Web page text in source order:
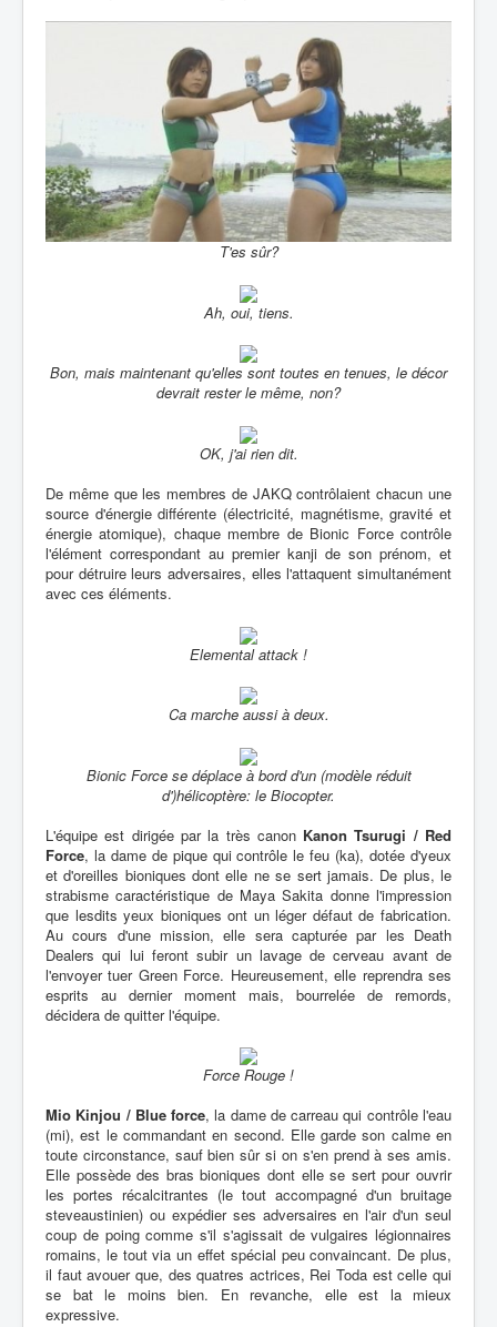
T'es sûr?
Ah, oui, tiens.
Bon, mais maintenant qu'elles sont toutes en tenues, le décor
devrait rester le même, non?
OK, j'ai rien dit.
De même que les membres de JAKQ contrôlaient chacun une
source d'énergie différente (électricité, magnétisme, gravité et
énergie atomique), chaque membre de Bionic Force contrôle
l'élément correspondant au premier kanji de son prénom, et
pour détruire leurs adversaires, elles l'attaquent simultanément
avec ces éléments.
Elemental attack !
Ca marche aussi à deux.
Bionic Force se déplace à bord d'un (modèle réduit
d')hélicoptère: le Biocopter.
L'équipe est dirigée par la très canon Kanon Tsurugi / Red
Force, la dame de pique qui contrôle le feu (ka), dotée d'yeux
et d'oreilles bioniques dont elle ne se sert jamais. De plus, le
strabisme caractéristique de Maya Sakita donne l'impression
que lesdits yeux bioniques ont un léger défaut de fabrication.
Au cours d'une mission, elle sera capturée par les Death
Dealers qui lui feront subir un lavage de cerveau avant de
l'envoyer tuer Green Force. Heureusement, elle reprendra ses
esprits au dernier moment mais, bourrelée de remords,
décidera de quitter l'équipe.
Force Rouge !
Mio Kinjou / Blue force, la dame de carreau qui contrôle l'eau
(mi), est le commandant en second. Elle garde son calme en
toute circonstance, sauf bien sûr si on s'en prend à ses amis.
Elle possède des bras bioniques dont elle se sert pour ouvrir
les portes récalcitrantes (le tout accompagné d'un bruitage
steveaustinien) ou expédier ses adversaires en l'air d'un seul
coup de poing comme s'il s'agissait de vulgaires légionnaires
romains, le tout via un effet spécial peu convaincant. De plus,
il faut avouer que, des quatres actrices, Rei Toda est celle qui
se bat le moins bien. En revanche, elle est la mieux
expressive.